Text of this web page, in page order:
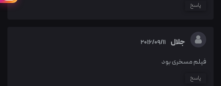
پاسخ
جلال 2016/09/11
فیلم مسخری بود
پاسخ